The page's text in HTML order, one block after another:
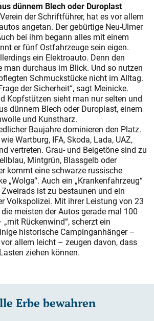
dünnem Blech oder Duroplast
der Schriftführer, hat es vor allem
angetan. Der gebürtige Neu-Ulmer
bei ihm begann alles mit einem
er fünf Ostfahrzeuge sein eigen.
ein Elektroauto. Denn den
man durchaus im Blick. Und so nutzen
Schmuckstücke nicht im Alltag.
der Sicherheit“, sagt Meinicke.
Kopfstützen sieht man nur selten und
dünnem Blech oder Duroplast, einem
und Kunstharz.
Baujahre dominieren den Platz.
Wartburg, IFA, Skoda, Lada, UAZ,
vertreten. Grau- und Beigetöne sind zu
Mintgrün, Blassgelb oder
kommt eine schwarze russische
„Wolga“. Auch ein „Krankenfahrzeug“
ist zu bestaunen und ein
Volkspolizei. Mit ihrer Leistung von 23
meisten der Autos gerade mal 100
Rückenwind“, scherzt ein
historische Campinganhänger –
allem leicht – zeugen davon, dass
ziehen können.
Erbe bewahren